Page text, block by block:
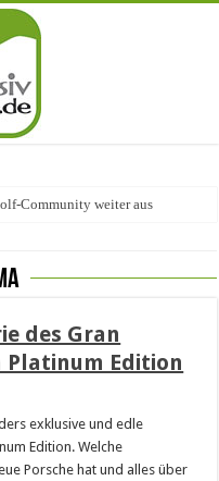
Community weiter aus
des Gran
Platinum Edition
exklusive und edle
Edition. Welche
Porsche hat und alles über